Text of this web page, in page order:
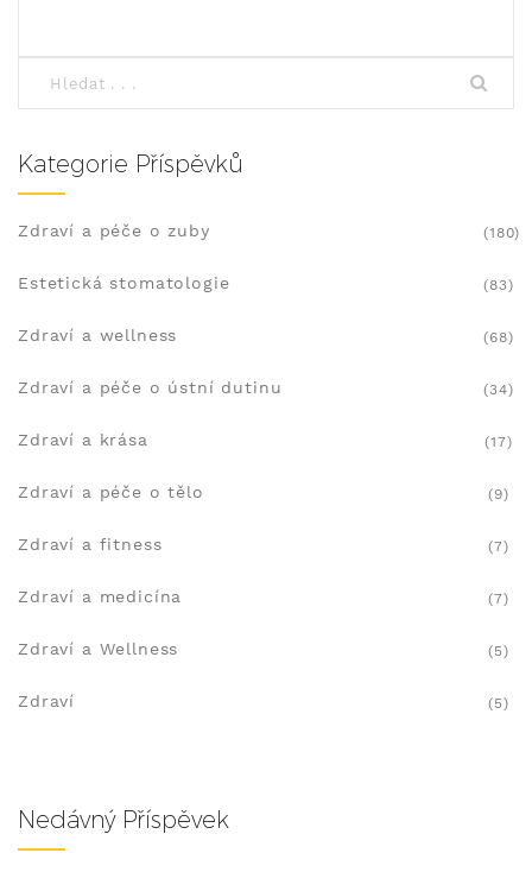
Kategorie Příspěvků
Zdraví a péče o zuby (180)
Estetická stomatologie (83)
Zdraví a wellness (68)
Zdraví a péče o ústní dutinu (34)
Zdraví a krása (17)
Zdraví a péče o tělo (9)
Zdraví a fitness (7)
Zdraví a medicína (7)
Zdraví a Wellness (5)
Zdraví (5)
Nedávný Příspěvek